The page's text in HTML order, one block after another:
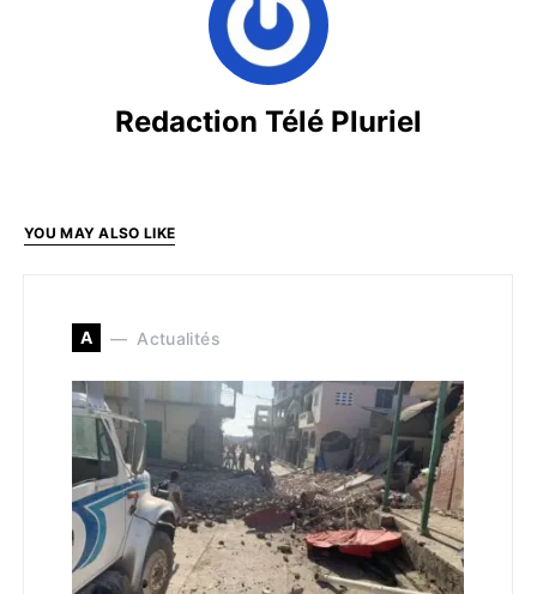
Redaction Télé Pluriel
YOU MAY ALSO LIKE
A Actualités